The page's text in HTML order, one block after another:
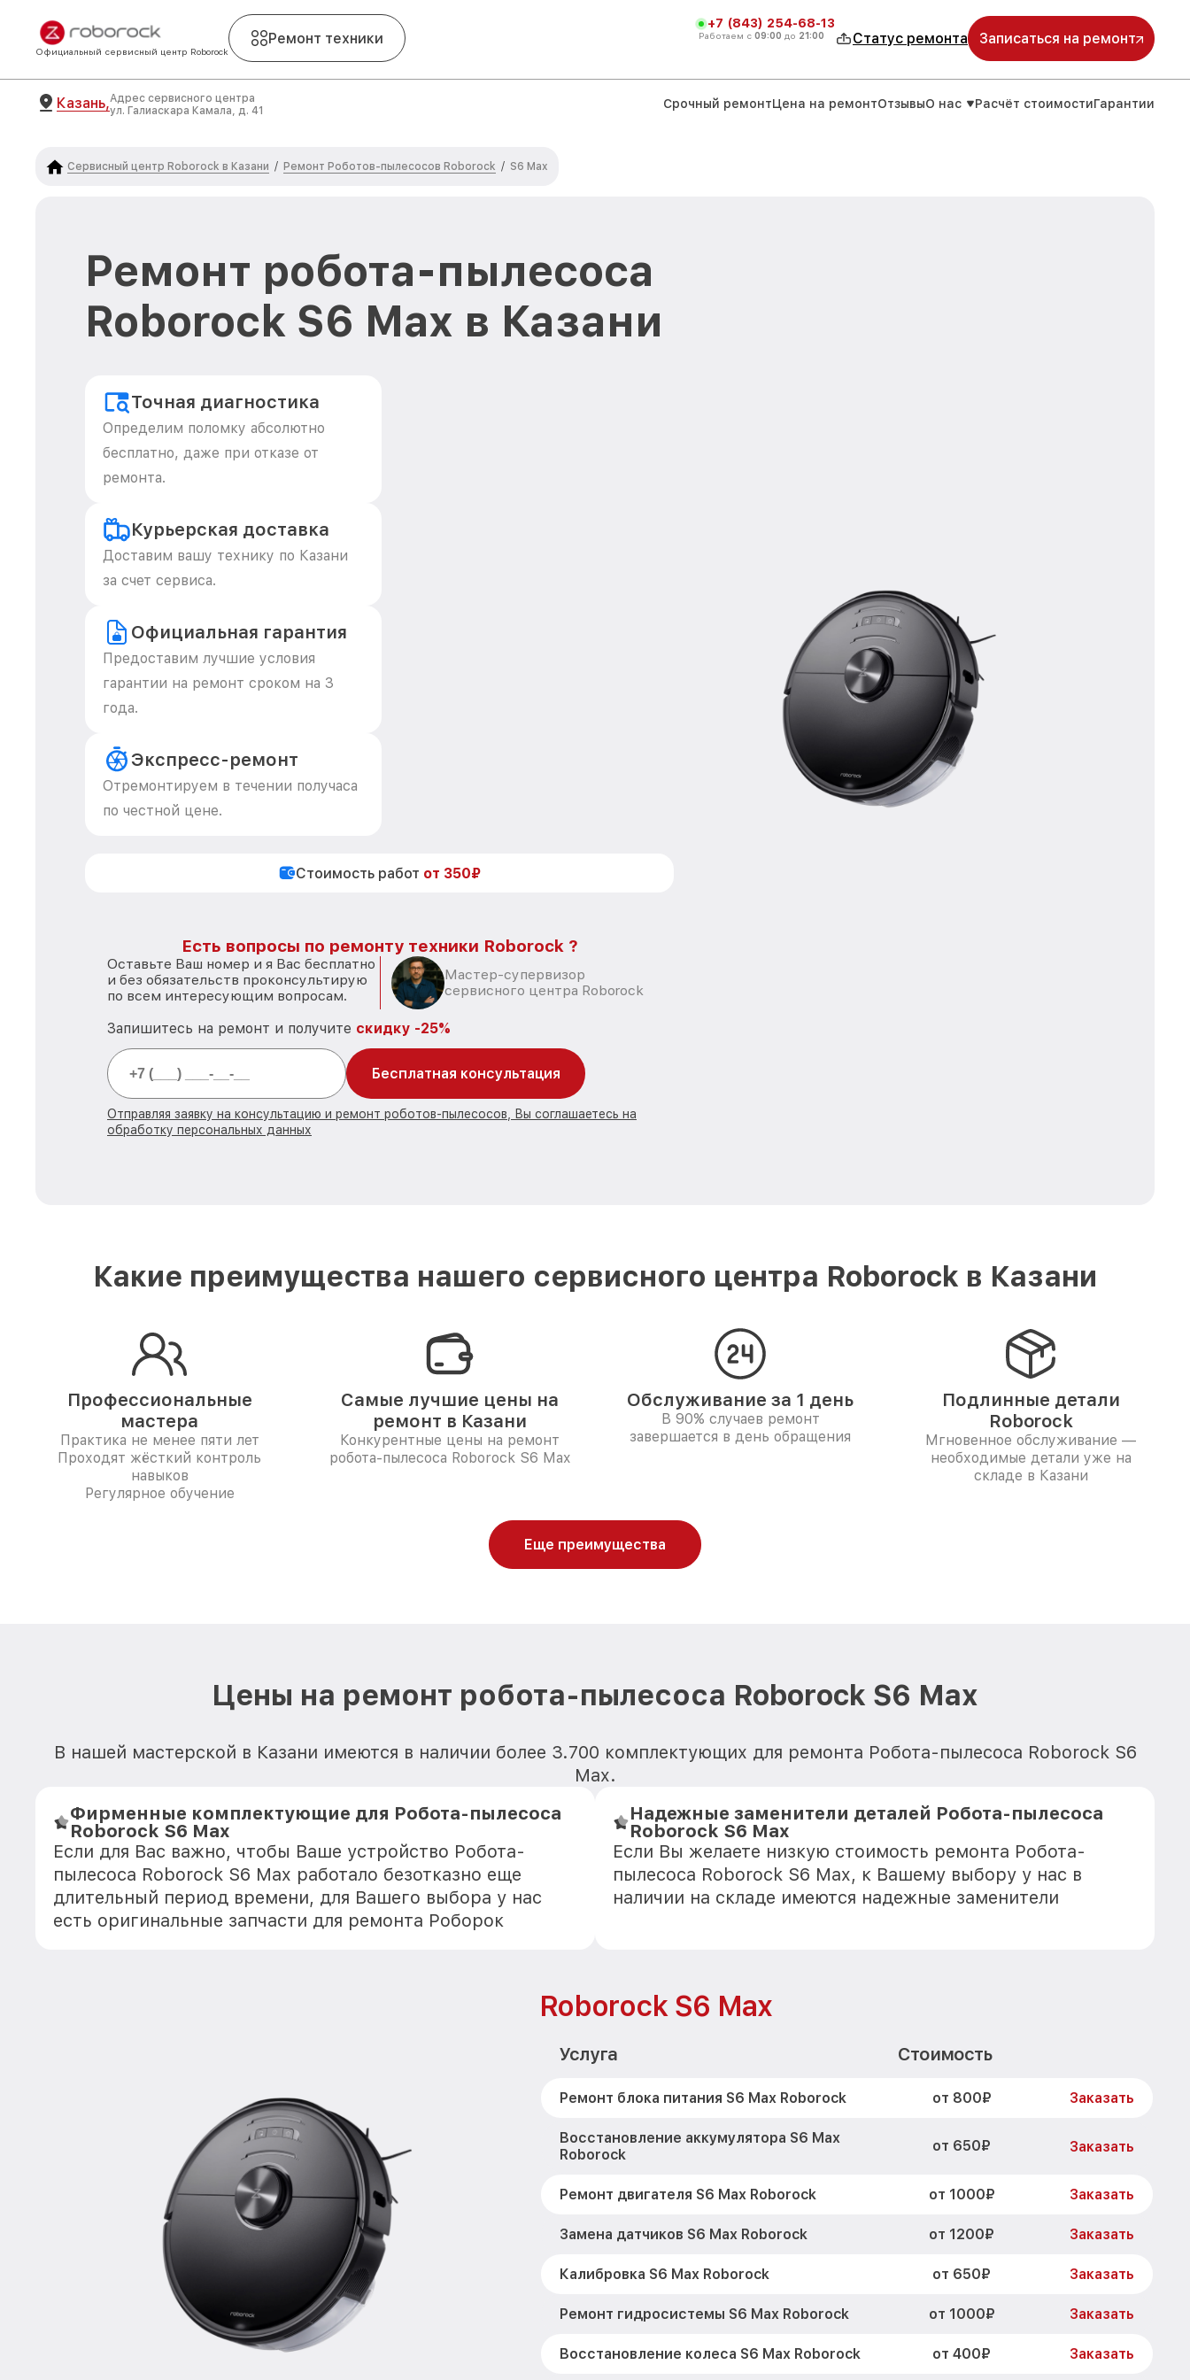
Официальный сервисный центр Roborock
Ремонт техники
+7 (843) 254-68-13
Работаем с 09:00 до 21:00 Статус ремонта Записаться на ремонт
Казань,Адрес сервисного центра
ул. Галиаскара Камала, д. 41
Срочный ремонтЦена на ремонтОтзывыО нас Расчёт стоимостиГарантии
Сервисный центр Roborock в Казани / Ремонт Роботов-пылесосов Roborock / S6 Max
Ремонт робота-пылесоса
Roborock S6 Max в Казани
Точная диагностика
Определим поломку абсолютно
бесплатно, даже при отказе от
ремонта.
Курьерская доставка
Доставим вашу технику по Казани
за счет сервиса.
Официальная гарантия
Предоставим лучшие условия
гарантии на ремонт сроком на 3
года.
Экспресс-ремонт
Отремонтируем в течении получаса
по честной цене.
Стоимость работ от 350₽
Есть вопросы по ремонту техники Roborock ?
Оставьте Ваш номер и я Вас бесплатно
и без обязательств проконсультирую
по всем интересующим вопросам.
Мастер-супервизор
сервисного центра Roborock
Запишитесь на ремонт и получите скидку -25%
Бесплатная консультация
Отправляя заявку на консультацию и ремонт роботов-пылесосов, Вы соглашаетесь на
обработку персональных данных
Какие преимущества нашего сервисного центра Roborock в Казани
Профессиональные
мастера
Практика не менее пяти лет
Проходят жёсткий контроль
навыков
Регулярное обучение
Самые лучшие цены на
ремонт в Казани
Конкурентные цены на ремонт
робота-пылесоса Roborock S6 Max
Обслуживание за 1 день
В 90% случаев ремонт
завершается в день обращения
Подлинные детали
Roborock
Мгновенное обслуживание —
необходимые детали уже на
складе в Казани
Еще преимущества
Цены на ремонт робота-пылесоса Roborock S6 Max
В нашей мастерской в Казани имеются в наличии более 3.700 комплектующих для ремонта Робота-пылесоса Roborock S6
Max.
Фирменные комплектующие для Робота-пылесоса
Roborock S6 Max
Если для Вас важно, чтобы Ваше устройство Робота-
пылесоса Roborock S6 Max работало безотказно еще
длительный период времени, для Вашего выбора у нас
есть оригинальные запчасти для ремонта Роборок
Надежные заменители деталей Робота-пылесоса
Roborock S6 Max
Если Вы желаете низкую стоимость ремонта Робота-
пылесоса Roborock S6 Max, к Вашему выбору у нас в
наличии на складе имеются надежные заменители
Roborock S6 Max
Услуга Стоимость
Ремонт блока питания S6 Max Roborock от 800₽ Заказать
Восстановление аккумулятора S6 Max
Roborock
от 650₽ Заказать
Ремонт двигателя S6 Max Roborock от 1000₽ Заказать
Замена датчиков S6 Max Roborock от 1200₽ Заказать
Калибровка S6 Max Roborock от 650₽ Заказать
Ремонт гидросистемы S6 Max Roborock от 1000₽ Заказать
Восстановление колеса S6 Max Roborock от 400₽ Заказать